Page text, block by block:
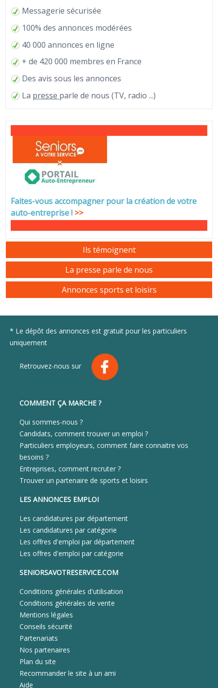
Messagerie sécurisée
100% des annonces modérées
40 000 annonces en ligne
+ de 420 000 membres en France
Des avis sous les annonces
La presse parle de nous (TV, radio ...)
Faites-vous accompagner pour la création de votre
auto-entreprise! >>
Ils témoignent
La presse parle de nous
Annonces sports et loisirs
* Le dépôt des annonces est gratuit pour les particuliers
uniquement
Retrouvez-nous sur
COMMENT ÇA MARCHE ?
Qui sommes-nous ?
Candidats, comment trouver un emploi ?
Particuliers employeurs, comment faire connaitre vos
besoins ?
Entreprises, comment recruter ?
Trouver un partenaire de sports et loisirs
LES ANNONCES EMPLOI
Les candidatures par département
Les candidatures par catégorie
Les offres d'emploi par département
Les offres d'emploi par catégorie
SENIORSAVOTRESERVICE.COM
Conditions générales d'utilisation
Conditions générales de vente
Mentions légales
Conseils sécurité
Partenariats
Nos partenaires
Plan du site
Recommander le site à un ami
Aide